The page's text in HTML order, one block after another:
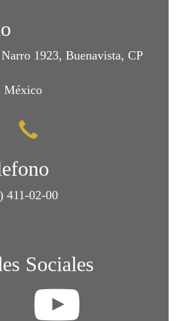
1923, Buenavista, CP
México
411-02-00
Sociales